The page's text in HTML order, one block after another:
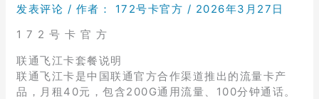
发表评论 / 作者： 172号卡官方 / 2026年3月27日
1 7 2 号 卡 官 方
联通飞江卡套餐说明
联通飞江卡是中国联通官方合作渠道推出的流量卡产
品，月租40元，包含200G通用流量、100分钟通话。